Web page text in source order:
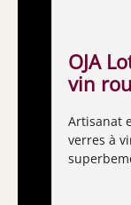
OJA
vin
Artisanat
verres à